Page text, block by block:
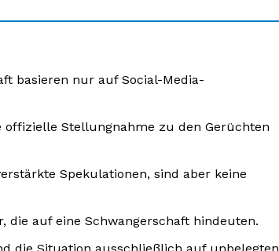
basieren nur auf Social-Media-
offizielle Stellungnahme zu den Gerüchten
Spekulationen, sind aber keine
die auf eine Schwangerschaft hindeuten.